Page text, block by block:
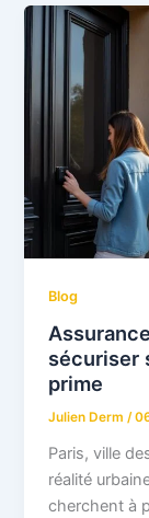
Blog
sécuriser
prime
Julien Derm/
Paris, ville
réalité
cherchent à